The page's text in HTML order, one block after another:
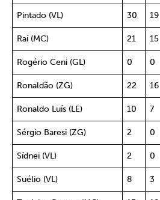
Pintado (VL) 30 19
Raí (MC) 21 15
Rogério Ceni (GL) 0 0
Ronaldão (ZG) 22 16
Ronaldo Luís (LE) 10 7
Sérgio Baresi (ZG) 2 0
Sídnei (VL) 2 0
Suélio (VL) 8 3